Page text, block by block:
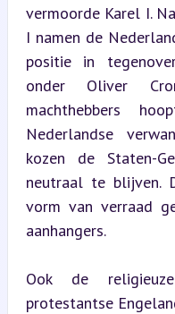
vermoorde Karel I.
I namen de
positie in
onder Oliver
machthebbers
Nederlandse
kozen de Staten-
neutraal te blijven.
vorm van verraad
aanhangers.
Ook de
protestantse